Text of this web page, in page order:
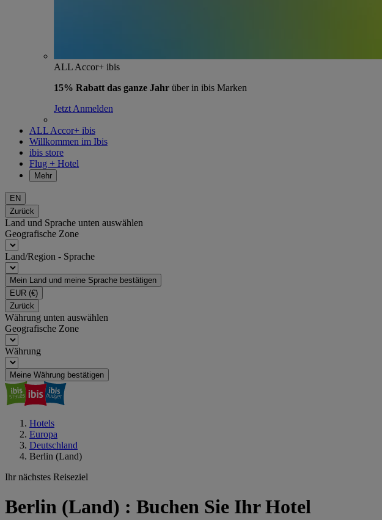
ALL Accor+ ibis
15% Rabatt das ganze Jahr über in ibis Marken
Jetzt Anmelden
ALL Accor+ ibis
Willkommen im Ibis
ibis store
Flug + Hotel
Mehr
EN
Zurück
Land und Sprache unten auswählen
Geografische Zone
Land/Region - Sprache
Mein Land und meine Sprache bestätigen
EUR (€)
Zurück
Währung unten auswählen
Geografische Zone
Währung
Meine Währung bestätigen
Hotels
Europa
Deutschland
Berlin (Land)
Ihr nächstes Reiseziel
Berlin (Land) : Buchen Sie Ihr Hotel